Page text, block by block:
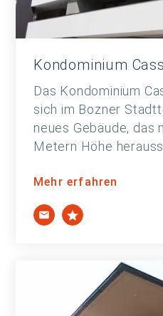
Kondominium
Das Kondominium
sich im Bozner
neues Gebäude, das
Metern Höhe
Mehr erfahren